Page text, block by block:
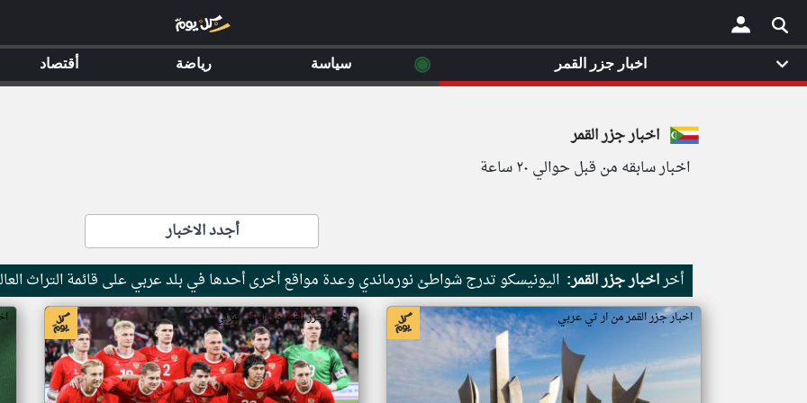
×
اخبار جزر القمر
اخبار سابقه من قبل حوالي ٢٠ ساعة
أجدد الاخبار
أخراخبار جزر القمر: اليونيسكو تدرج شواطئ نورماندي وعدة مواقع أخرى أحدها في بلد عربي على قائمة التراث
اخبار جزر القمر من ار تي عربي اخبار جزر القمر من ار تي عربي
اخبار جزر القمر ◉ سياسة رياضة أقتصاد